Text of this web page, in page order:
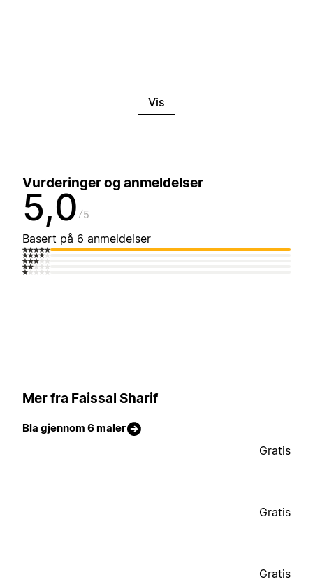
Vis
Vurderinger og anmeldelser
5,0 5
Basert på 6 anmeldelser
Mer fra Faissal Sharif
Bla gjennom 6 maler
Gratis
Gratis
Gratis